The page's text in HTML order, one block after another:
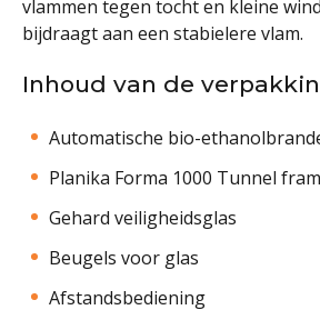
vlammen tegen tocht en kleine
bijdraagt aan een stabielere vlam.
Inhoud van de
Automatische bio-
Planika Forma 1000 Tunnel
Gehard veiligheidsglas
Beugels voor glas
Afstandsbediening